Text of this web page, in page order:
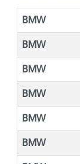
BMW
BMW
BMW
BMW
BMW
BMW